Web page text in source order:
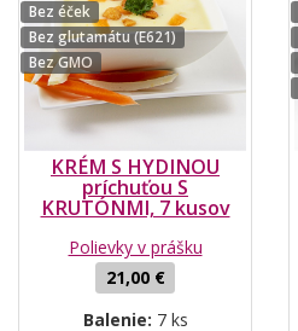
Bez éček
Bez glutamátu (E621)
Bez GMO
KRÉM S HYDINOU
príchuťou S
KRUTÓNMI, 7 kusov
Polievky v prášku
21,00 €
Balenie: 7 ks